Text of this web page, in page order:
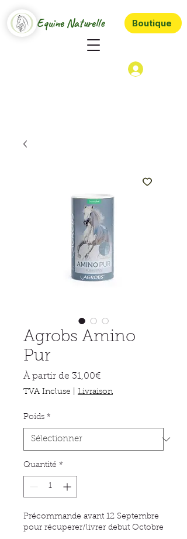
Equine Naturelle Boutique
Agrobs Amino
Pur
À partir de 31,00€Prix
TVA Incluse Livraison
Poids *
Quantité *
Précommande avant 12 Septembre
pour récuperer/livrer debut Octobre